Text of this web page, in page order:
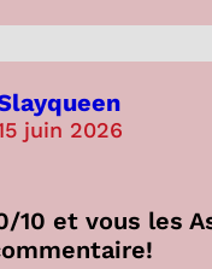
juin 2026
10 et vous les